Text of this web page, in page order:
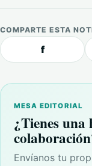
COMPARTE ESTA
f
MESA EDITORIAL
¿Tienes
Envíanos tu